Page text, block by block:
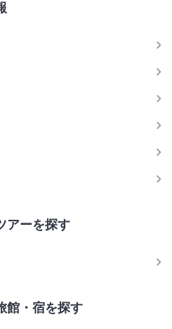
アーを探す
館・宿を探す